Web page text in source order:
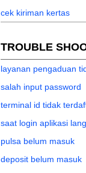
cek kiriman kertas
TROUBLE
layanan pengaduan
salah input password
terminal id tidak
saat login aplikasi
pulsa belum masuk
deposit belum masuk